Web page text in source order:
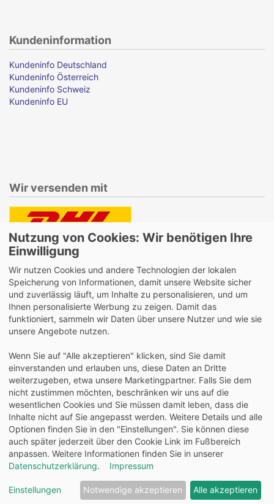
Kundeninformation
Kundeninfo Deutschland
Kundeninfo Österreich
Kundeninfo Schweiz
Kundeninfo EU
Wir versenden mit
Lieferung auch an Packstationen und Postfilialen
Samstagszustellung
Bequeme Zahlung über Paypal
2 Jahre Gewährleistung
Alle Texte, Grafiken, Bilder und das Layout sind
urheberrechtlich geschützt und dürfen nicht ohne
ausdrückliche, schriftliche Erlaubnis weiterverwendet werden.
© 2026 bits&paper GmbH - Oxford Fachshop - OXFORD
100050379 - Schule Schulheft A5, 32 Blatt, Lineatur 5,(kariert
5 mm) Optik Paper®
Nutzung von Cookies: Wir benötigen Ihre
Einwilligung
Wir nutzen Cookies und andere Technologien der lokalen
Speicherung von Informationen, damit unsere Website sicher
und zuverlässig läuft, um Inhalte zu personalisieren, und um
Ihnen personalisierte Werbung zu zeigen. Damit das
funktioniert, sammeln wir Daten über unsere Nutzer und wie sie
unsere Angebote nutzen.
Wenn Sie auf "Alle akzeptieren" klicken, sind Sie damit
einverstanden und erlauben uns, diese Daten an Dritte
weiterzugeben, etwa unsere Marketingpartner. Falls Sie dem
nicht zustimmen möchten, beschränken wir uns auf die
wesentlichen Cookies und Sie müssen damit leben, dass die
Inhalte nicht auf Sie angepasst werden. Weitere Details und alle
Optionen finden Sie in den "Einstellungen". Sie können diese
auch später jederzeit über den Cookie Link im Fußbereich
anpassen. Weitere Informationen finden Sie in unserer
Datenschutzerklärung. Impressum
Einstellungen Notwendige akzeptieren Alle akzeptieren